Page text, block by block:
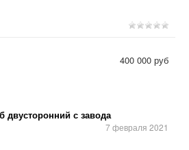
двусторонний с завода
7 февраля 2021
400 000 руб